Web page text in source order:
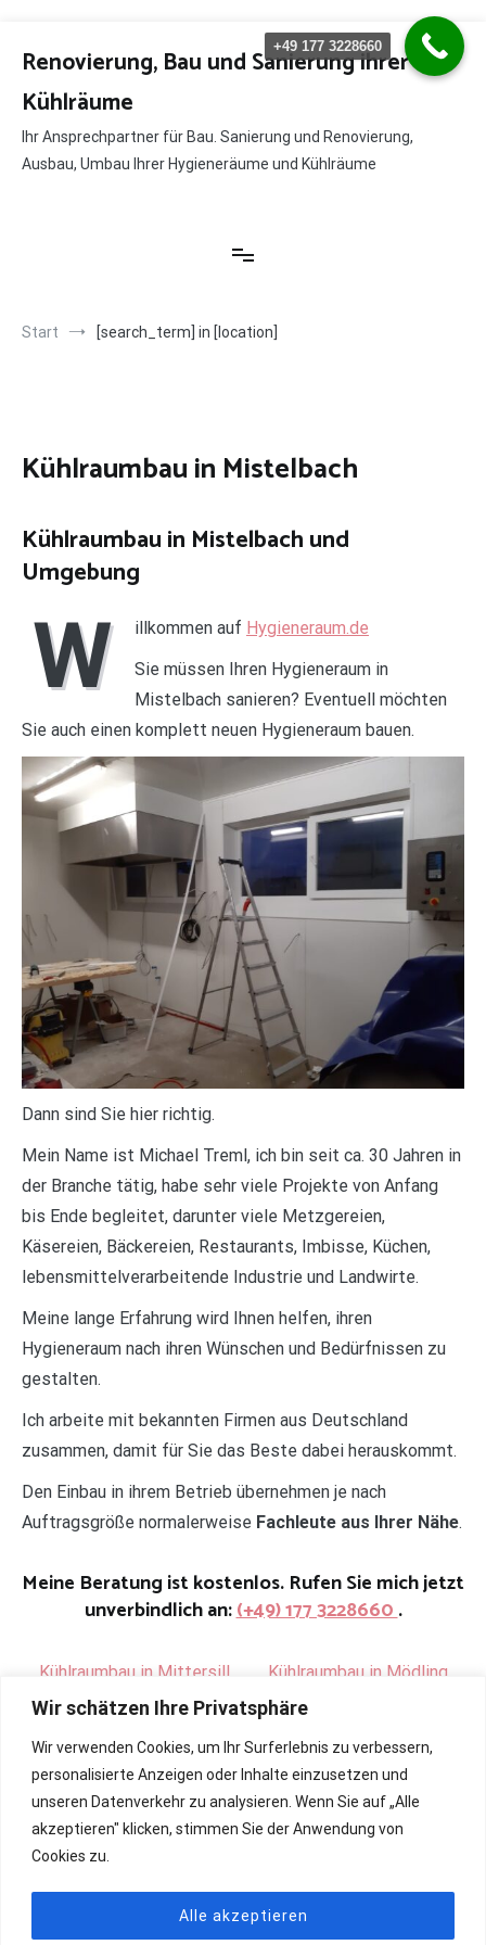
Wir schätzen Ihre Privatsphäre
Wir verwenden Cookies, um Ihr Surferlebnis zu verbessern,
personalisierte Anzeigen oder Inhalte einzusetzen und
unseren Datenverkehr zu analysieren. Wenn Sie auf „Alle
akzeptieren" klicken, stimmen Sie der Anwendung von
Cookies zu.
Alle akzeptieren
Inhalt
springen
Renovierung, Bau und Sanierung ihrer
Kühlräume
Ihr Ansprechpartner für Bau. Sanierung und Renovierung,
Ausbau, Umbau Ihrer Hygieneräume und Kühlräume
Start [search_term] in [location]
Kühlraumbau in Mistelbach
Kühlraumbau in Mistelbach und
Umgebung
W illkommen auf Hygieneraum.de
Sie müssen Ihren Hygieneraum in
Mistelbach sanieren? Eventuell möchten
Sie auch einen komplett neuen Hygieneraum bauen.
Dann sind Sie hier richtig.
Mein Name ist Michael Treml, ich bin seit ca. 30 Jahren in
der Branche tätig, habe sehr viele Projekte von Anfang
bis Ende begleitet, darunter viele Metzgereien,
Käsereien, Bäckereien, Restaurants, Imbisse, Küchen,
lebensmittelverarbeitende Industrie und Landwirte.
Meine lange Erfahrung wird Ihnen helfen, ihren
Hygieneraum nach ihren Wünschen und Bedürfnissen zu
gestalten.
Ich arbeite mit bekannten Firmen aus Deutschland
zusammen, damit für Sie das Beste dabei herauskommt.
Den Einbau in ihrem Betrieb übernehmen je nach
Auftragsgröße normalerweise Fachleute aus Ihrer Nähe.
Meine Beratung ist kostenlos. Rufen Sie mich jetzt
unverbindlich an:(+49) 177 3228660.
Kühlraumbau in Mittersill Kühlraumbau in Mödling
+49 177 3228660